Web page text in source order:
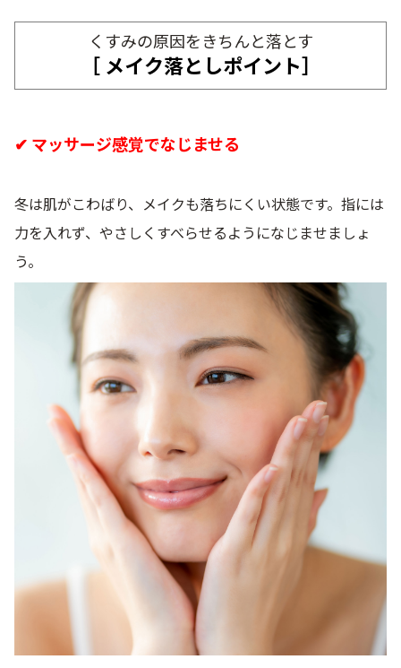
くすみの原因をきちんと落とす
［ メイク落としポイント］
✔ マッサージ感覚でなじませる
冬は肌がこわばり、メイクも落ちにくい状態です。指には
力を入れず、やさしくすべらせるようになじませましょ
う。